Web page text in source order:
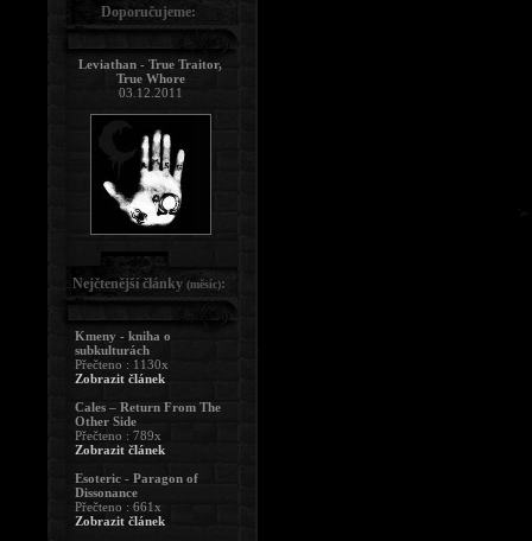
Doporučujeme:
Leviathan - True Traitor,
True Whore
03.12.2011
Nejčtenější články (měsíc):
Kmeny - kniha o
subkulturách
Přečteno : 1130x
Zobrazit článek
Cales – Return From The
Other Side
Přečteno : 789x
Zobrazit článek
Esoteric - Paragon of
Dissonance
Přečteno : 661x
Zobrazit článek